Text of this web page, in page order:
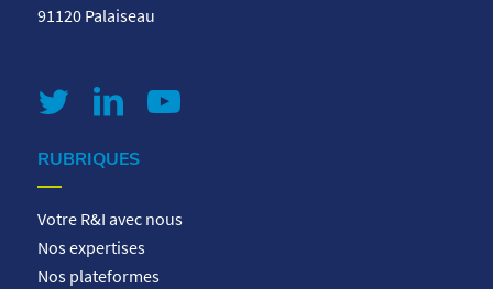
91120 Palaiseau
RUBRIQUES
Votre R&I avec nous
Nos expertises
Nos plateformes